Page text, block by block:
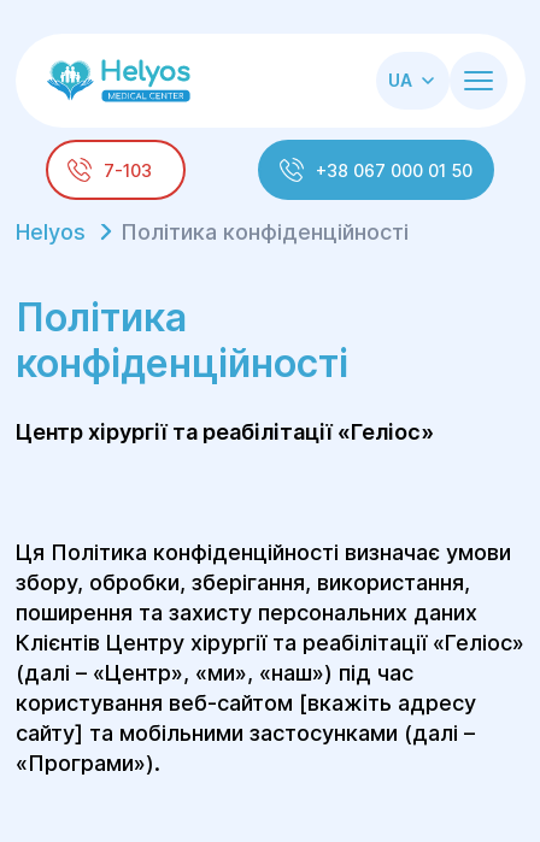
UA
7-103 +38 067 000 01 50
Helyos Політика конфіденційності
Політика
конфіденційності
Центр хірургії та реабілітації «Геліос»
Ця Політика конфіденційності визначає умови
збору, обробки, зберігання, використання,
поширення та захисту персональних даних
Клієнтів Центру хірургії та реабілітації «Геліос»
(далі – «Центр», «ми», «наш») під час
користування веб-сайтом [вкажіть адресу
сайту] та мобільними застосунками (далі –
«Програми»).